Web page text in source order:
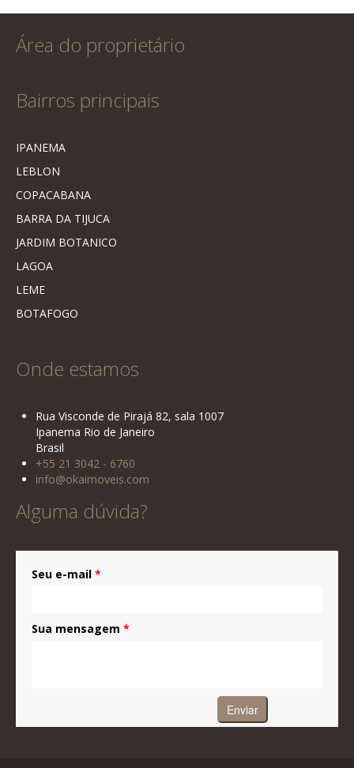
Área do proprietário
Bairros principais
IPANEMA
LEBLON
COPACABANA
BARRA DA TIJUCA
JARDIM BOTANICO
LAGOA
LEME
BOTAFOGO
Onde estamos
Rua Visconde de Pirajá 82, sala 1007
Ipanema Rio de Janeiro
Brasil
+55 21 3042 - 6760
info@okaimoveis.com
Alguma dúvida?
Seu e-mail *
Sua mensagem *